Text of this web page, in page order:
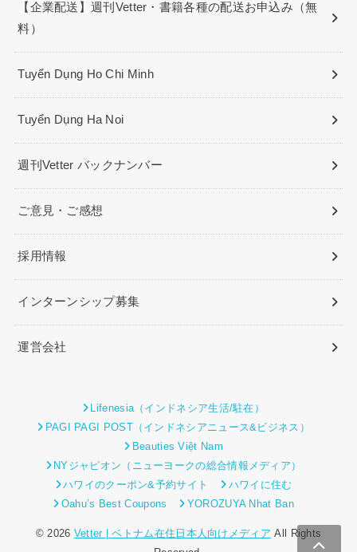
【企業配送】週刊Vetter・書籍各種の配送お申込み（無
料）
Tuyển Dụng Ho Chi Minh
Tuyển Dụng Ha Noi
週刊Vetter バックナンバー
ご意見・ご感想
採用情報
インターンシップ募集
運営会社
Lifenesia（インドネシア生活/駐在）
PAGI PAGI POST（インドネシアニュース&ビジネス）
Beauties Việt Nam
NYジャピオン（ニューヨークの総合情報メディア）
ハワイのクーポン&予約サイト
ハワイに住む
Oahu’s Best Coupons
YOROZUYA Nhat Ban
© 2026 Vetter | ベトナム在住日本人向けメディア All Rights